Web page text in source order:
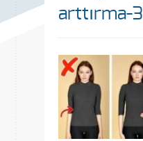
arttırma-3